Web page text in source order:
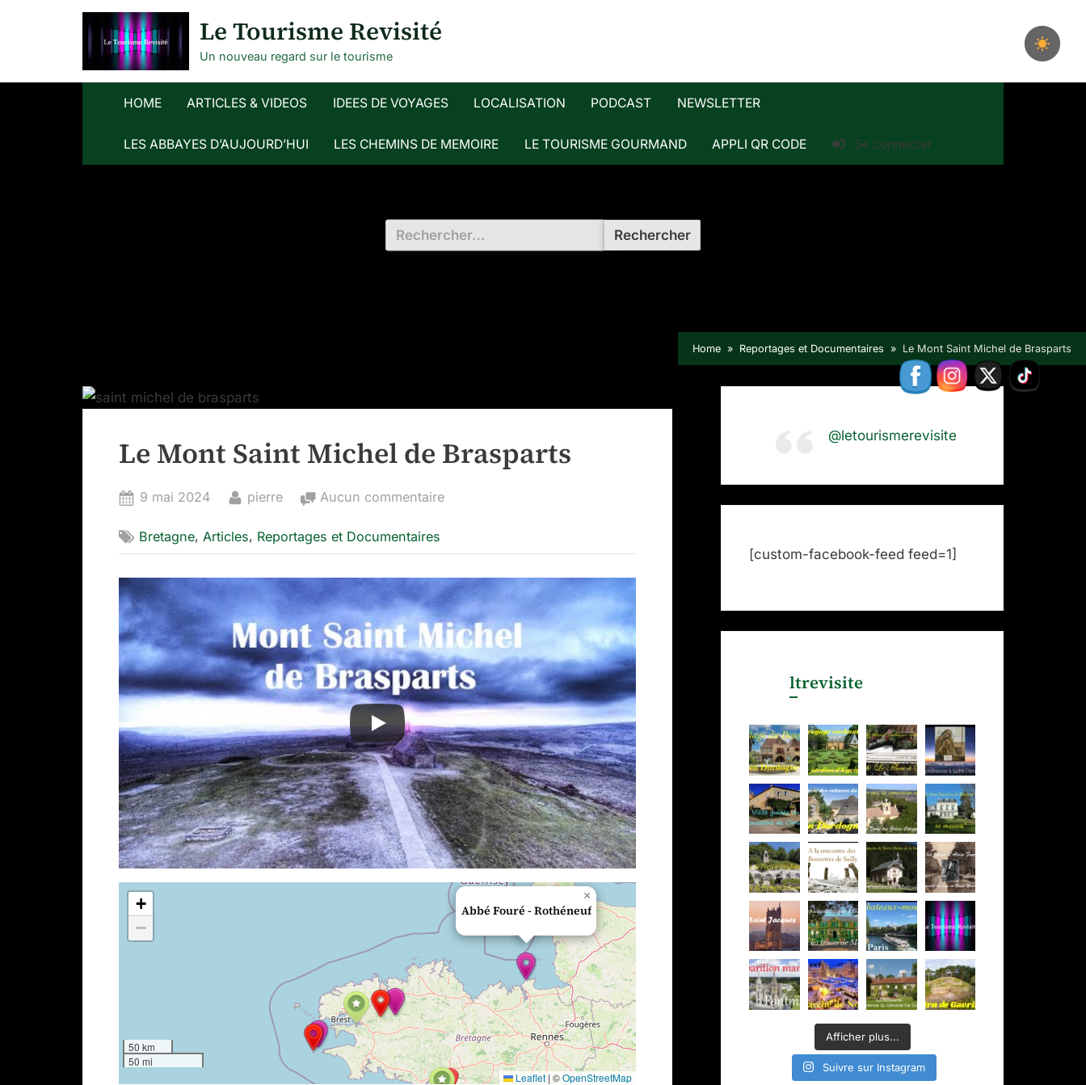
Le Tourisme Revisité
Un nouveau regard sur le tourisme
HOME ARTICLES & VIDEOS IDEES DE VOYAGES LOCALISATION PODCAST NEWSLETTER
LES ABBAYES D’AUJOURD’HUI LES CHEMINS DE MEMOIRE LE TOURISME GOURMAND APPLI QR CODE Se connecter
Rechercher :
Home Reportages et Documentaires Le Mont Saint Michel de Brasparts
Le Mont Saint Michel de Brasparts
Posted
9 mai 2024 By
pierre Aucun commentairesur
Michel
de
Brasparts
Bretagne, Articles, Reportages et Documentaires
Abbé Fouré - Rothéneuf
×
+
−
50 km
50 mi
Leaflet | ©OpenStreetMap
@letourismerevisite
[custom-facebook-feed feed=1]
ltrevisite
Afficher plus...
Suivre sur Instagram